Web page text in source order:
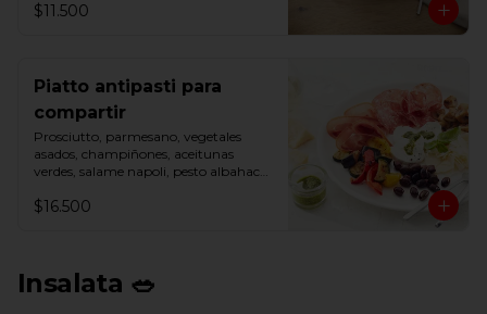
$11.500
Piatto antipasti para
compartir
Prosciutto, parmesano, vegetales
asados, champiñones, aceitunas
verdes, salame napoli, pesto albahaca
$16.500
Insalata 🥗